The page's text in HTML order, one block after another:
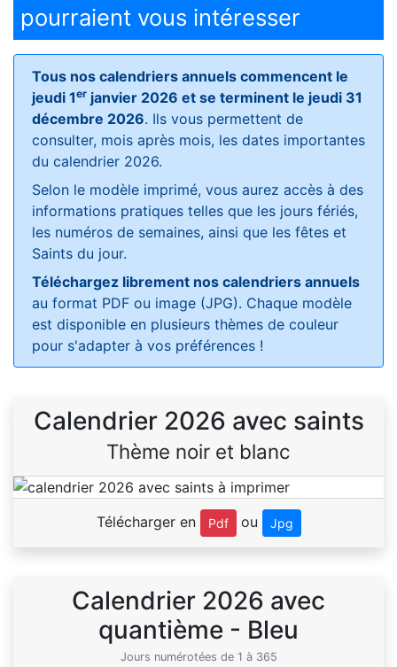
pourraient vous intéresser
Tous nos calendriers annuels commencent le
jeudi 1er janvier 2026 et se terminent le jeudi 31
décembre 2026. Ils vous permettent de
consulter, mois après mois, les dates importantes
du calendrier 2026.
Selon le modèle imprimé, vous aurez accès à des
informations pratiques telles que les jours fériés,
les numéros de semaines, ainsi que les fêtes et
Saints du jour.
Téléchargez librement nos calendriers annuels
au format PDF ou image (JPG). Chaque modèle
est disponible en plusieurs thèmes de couleur
pour s'adapter à vos préférences !
Calendrier 2026 avec saints
Thème noir et blanc
Télécharger en Pdf ou Jpg
Calendrier 2026 avec
quantième - Bleu
Jours numérotées de 1 à 365